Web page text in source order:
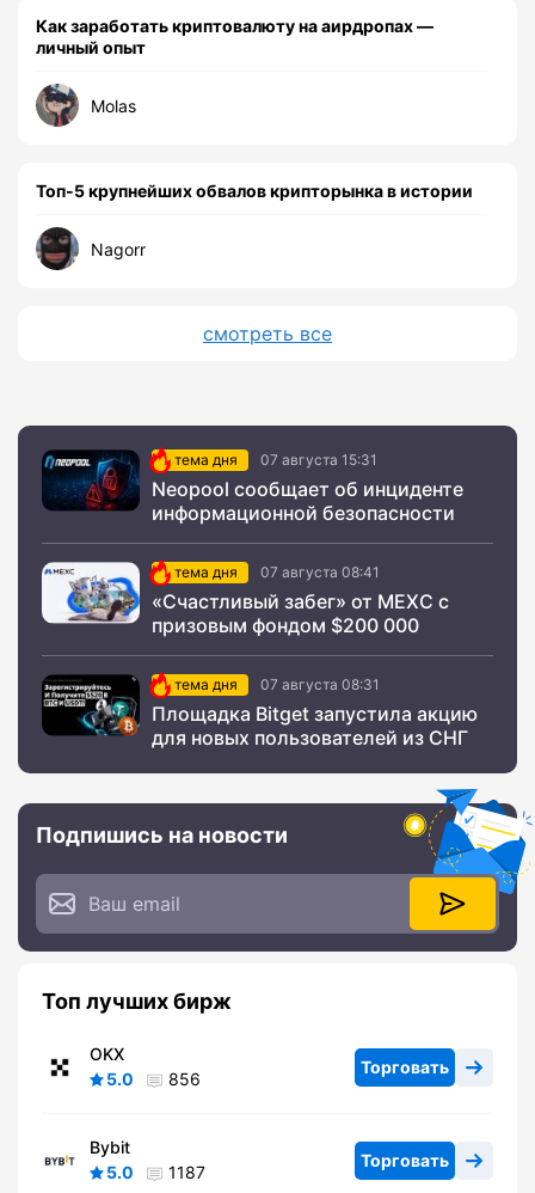
Как заработать криптовалюту на аирдропах —
личный опыт
Molas
Топ-5 крупнейших обвалов крипторынка в истории
Nagorr
смотреть все
тема дня 07 августа 15:31
Neopool сообщает об инциденте
информационной безопасности
тема дня 07 августа 08:41
«Счастливый забег» от MEXC с
призовым фондом $200 000
тема дня 07 августа 08:31
Площадка Bitget запустила акцию
для новых пользователей из СНГ
Подпишись на новости
Топ лучших бирж
OKX
5.0
856
Торговать
Bybit
5.0
1187
Торговать